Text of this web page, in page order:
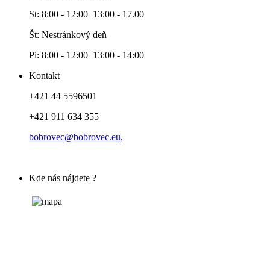
St: 8:00 - 12:00 13:00 - 17.00
Št: Nestránkový deň
Pi: 8:00 - 12:00 13:00 - 14:00
Kontakt
+421 44 5596501
+421 911 634 355
bobrovec@bobrovec.eu,
Kde nás nájdete ?